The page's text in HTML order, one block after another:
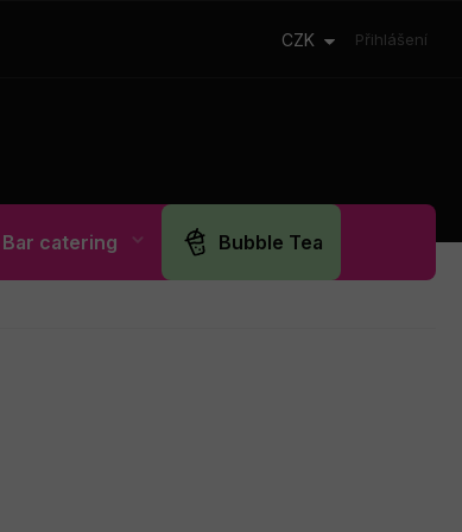
CZK Přihlášení
Bar catering Bubble Tea